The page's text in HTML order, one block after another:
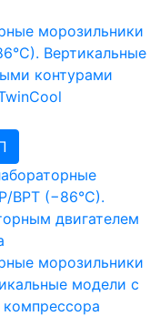
морозильники
Вертикальные
контурами
морозильники
модели c